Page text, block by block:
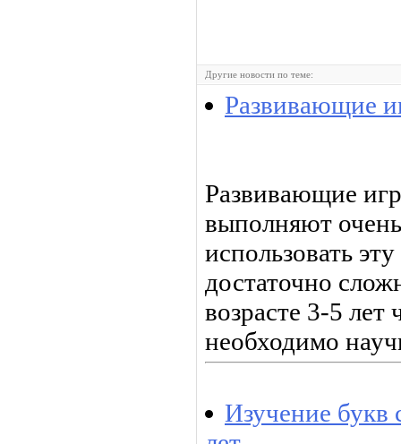
Другие новости по теме:
Развивающие
Развивающие
выполняют
использовать
достаточно
возрасте 3-5
необходимо
Изучение букв